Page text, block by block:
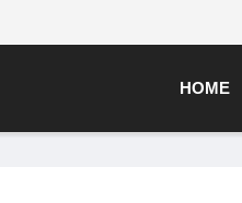
HOME